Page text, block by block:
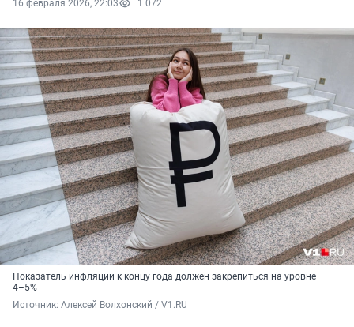
16 февраля 2026, 22:03 1 072
Показатель инфляции к концу года должен закрепиться на уровне
4–5%
Источник: Алексей Волхонский / V1.RU